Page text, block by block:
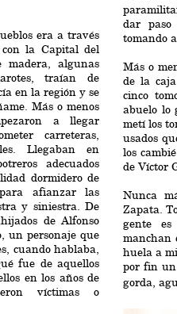
era a través
la Capital del
madera, algunas
traían de
en la región y se
Más o menos
a llegar
carreteras,
Llegaban en
adecuados
dormidero de
afianzar las
y siniestra. De
de Alfonso
un personaje que
cuando hablaba,
fue de aquellos
en los años de
víctimas o
dar
tomando
Más o
de la
cinco
abuelo lo
metí los
usados
los
de Víctor
Nunca
Zapata.
gente
manchan
huela a
por fin un
gorda,